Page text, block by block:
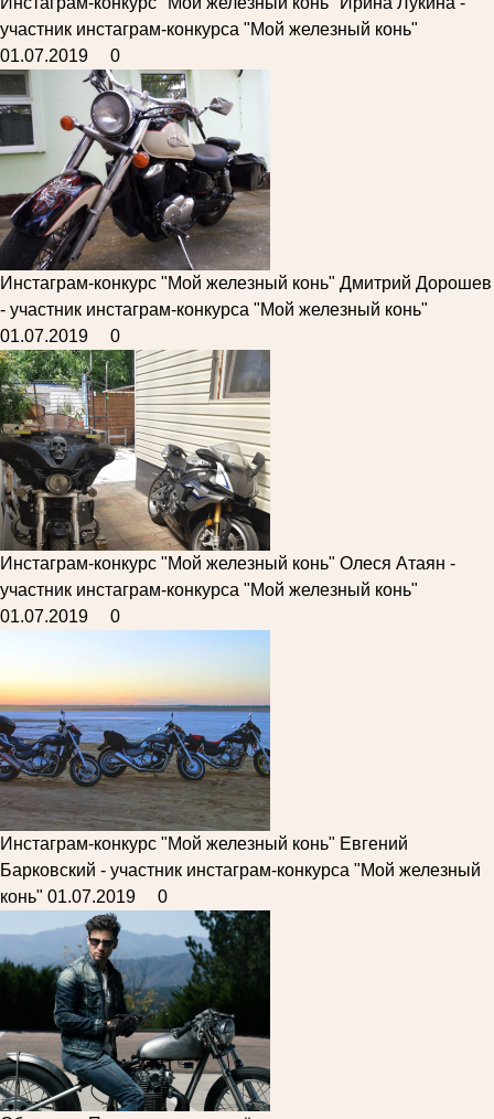
участник инстаграм-конкурса "Мой железный конь"
01.07.2019
0
Инстаграм-конкурс "Мой железный конь" Дмитрий Дорошев
- участник инстаграм-конкурса "Мой железный конь"
01.07.2019
0
Инстаграм-конкурс "Мой железный конь" Олеся Атаян -
участник инстаграм-конкурса "Мой железный конь"
01.07.2019
0
Инстаграм-конкурс "Мой железный конь" Евгений
Барковский - участник инстаграм-конкурса "Мой железный
конь" 01.07.2019 0